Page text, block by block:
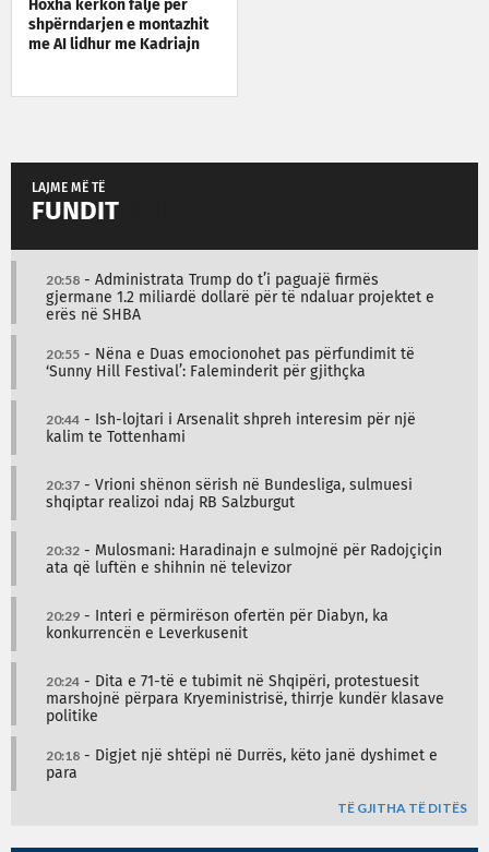
Hoxha kërkon falje për
shpërndarjen e montazhit
me AI lidhur me Kadriajn
LAJME MË TË
FUNDIT
20:58 - Administrata Trump do t’i paguajë firmës
gjermane 1.2 miliardë dollarë për të ndaluar projektet e
erës në SHBA
20:55 - Nëna e Duas emocionohet pas përfundimit të
‘Sunny Hill Festival’: Faleminderit për gjithçka
20:44 - Ish-lojtari i Arsenalit shpreh interesim për një
kalim te Tottenhami
20:37 - Vrioni shënon sërish në Bundesliga, sulmuesi
shqiptar realizoi ndaj RB Salzburgut
20:32 - Mulosmani: Haradinajn e sulmojnë për Radojçiçin
ata që luftën e shihnin në televizor
20:29 - Interi e përmirëson ofertën për Diabyn, ka
konkurrencën e Leverkusenit
20:24 - Dita e 71-të e tubimit në Shqipëri, protestuesit
marshojnë përpara Kryeministrisë, thirrje kundër klasave
politike
20:18 - Digjet një shtëpi në Durrës, këto janë dyshimet e
para
TË GJITHA TË DITËS